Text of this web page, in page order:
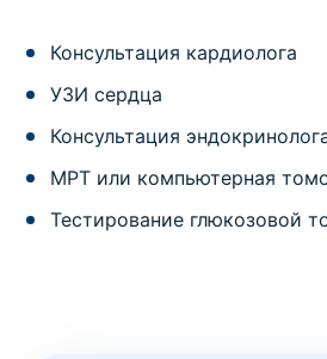
Консультация кардиолога
УЗИ сердца
Консультация
МРТ или компьютерная
Тестирование глюкозовой